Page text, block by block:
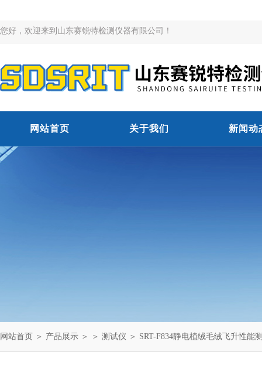
您好，欢迎来到山东赛锐特检测仪器有限公司！
网站首页 关于我们 新闻动
网站首页 ＞ 产品展示 ＞ ＞ 测试仪 ＞ SRT-F834静电植绒毛绒飞升性能